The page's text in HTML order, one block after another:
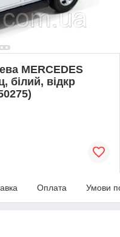
MERCEDES
білий, відкр
Оплата Умови